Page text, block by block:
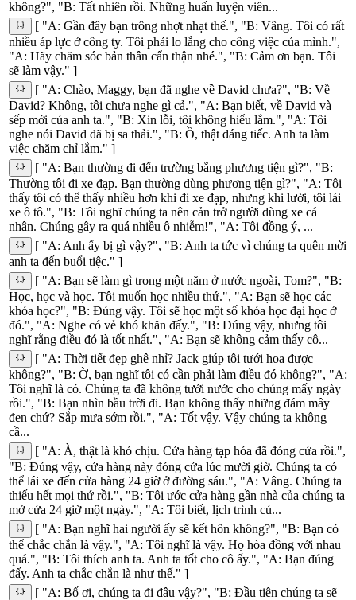
không?", "B: Tất nhiên rồi. Những huấn luyện viên...
[ "A: Gần đây bạn trông nhợt nhạt thế.", "B: Vâng. Tôi có rất
nhiều áp lực ở công ty. Tôi phải lo lắng cho công việc của mình.",
"A: Hãy chăm sóc bản thân cẩn thận nhé.", "B: Cảm ơn bạn. Tôi
sẽ làm vậy." ]
[ "A: Chào, Maggy, bạn đã nghe về David chưa?", "B: Về
David? Không, tôi chưa nghe gì cả.", "A: Bạn biết, về David và
sếp mới của anh ta.", "B: Xin lỗi, tôi không hiểu lắm.", "A: Tôi
nghe nói David đã bị sa thải.", "B: Ồ, thật đáng tiếc. Anh ta làm
việc chăm chỉ lắm." ]
[ "A: Bạn thường đi đến trường bằng phương tiện gì?", "B:
Thường tôi đi xe đạp. Bạn thường dùng phương tiện gì?", "A: Tôi
thấy tôi có thể thấy nhiều hơn khi đi xe đạp, nhưng khi lười, tôi lái
xe ô tô.", "B: Tôi nghĩ chúng ta nên cản trở người dùng xe cá
nhân. Chúng gây ra quá nhiều ô nhiễm!", "A: Tôi đồng ý, ...
[ "A: Anh ấy bị gì vậy?", "B: Anh ta tức vì chúng ta quên mời
anh ta đến buổi tiệc." ]
[ "A: Bạn sẽ làm gì trong một năm ở nước ngoài, Tom?", "B:
Học, học và học. Tôi muốn học nhiều thứ.", "A: Bạn sẽ học các
khóa học?", "B: Đúng vậy. Tôi sẽ học một số khóa học đại học ở
đó.", "A: Nghe có vẻ khó khăn đấy.", "B: Đúng vậy, nhưng tôi
nghĩ rằng điều đó là tốt nhất.", "A: Bạn sẽ không cảm thấy cô...
[ "A: Thời tiết đẹp ghê nhỉ? Jack giúp tôi tưới hoa được
không?", "B: Ờ, bạn nghĩ tôi có cần phải làm điều đó không?", "A:
Tôi nghĩ là có. Chúng ta đã không tưới nước cho chúng mấy ngày
rồi.", "B: Bạn nhìn bầu trời đi. Bạn không thấy những đám mây
đen chứ? Sắp mưa sớm rồi.", "A: Tốt vậy. Vậy chúng ta không
cầ...
[ "A: À, thật là khó chịu. Cửa hàng tạp hóa đã đóng cửa rồi.",
"B: Đúng vậy, cửa hàng này đóng cửa lúc mười giờ. Chúng ta có
thể lái xe đến cửa hàng 24 giờ ở đường sáu.", "A: Vâng. Chúng ta
thiếu hết mọi thứ rồi.", "B: Tôi ước cửa hàng gần nhà của chúng ta
mở cửa 24 giờ một ngày.", "A: Tôi biết, lịch trình củ...
[ "A: Bạn nghĩ hai người ấy sẽ kết hôn không?", "B: Bạn có
thể chắc chắn là vậy.", "A: Tôi nghĩ là vậy. Họ hòa đồng với nhau
quá.", "B: Tôi thích anh ta. Anh ta tốt cho cô ấy.", "A: Bạn đúng
đấy. Anh ta chắc chắn là như thế." ]
[ "A: Bố ơi, chúng ta đi đâu vậy?", "B: Đầu tiên chúng ta sẽ